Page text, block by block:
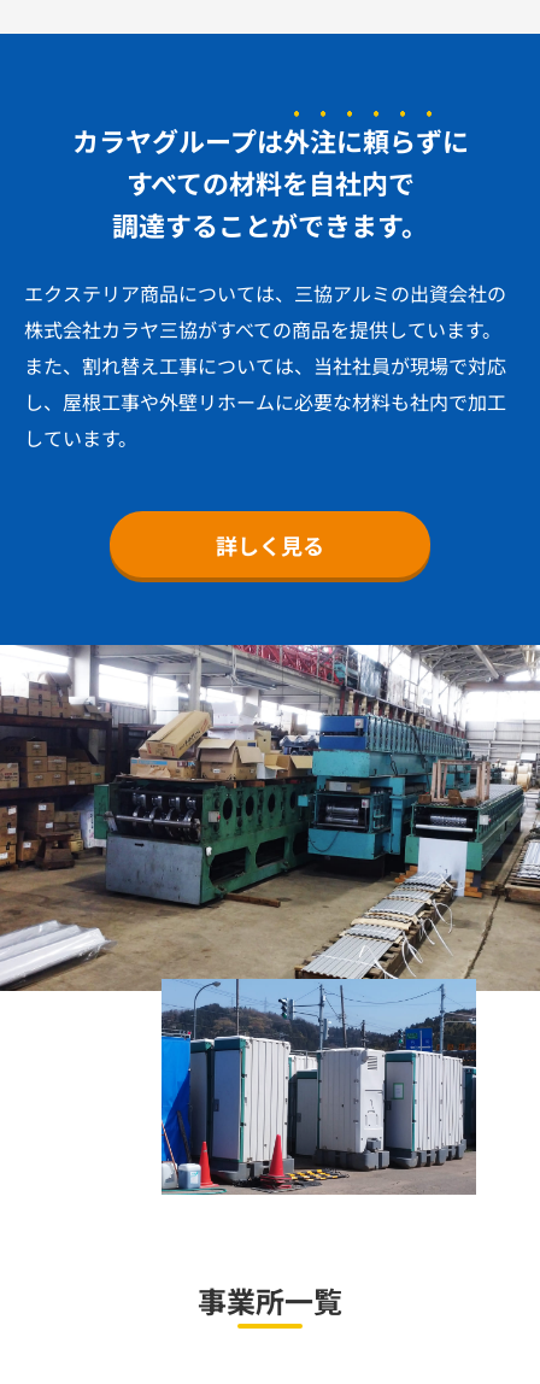
カラヤグループは外注に頼らずに
すべての材料を自社内で
調達することができます。
エクステリア商品については、三協アルミの出資会社の
株式会社カラヤ三協がすべての商品を提供しています。
また、割れ替え工事については、当社社員が現場で対応
し、屋根工事や外壁リホームに必要な材料も社内で加工
しています。
詳しく見る
事業所一覧